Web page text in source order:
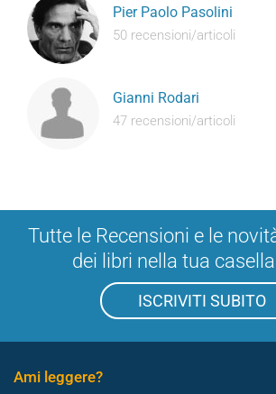
Pier Paolo Pasolini
50 recensioni/articoli
Gianni Rodari
47 recensioni/articoli
Tutte le Recensioni e le
dei libri nella tua
ISCRIVITI SUBITO
Ami leggere?